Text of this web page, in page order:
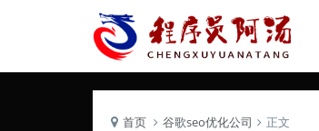
首页 谷歌seo优化公司 正文